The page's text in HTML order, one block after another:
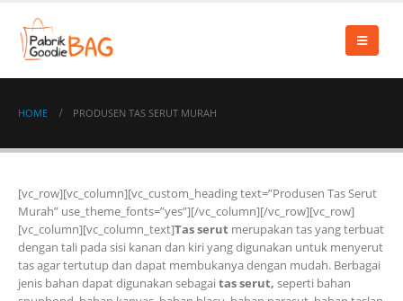
HOME PRODUSEN TAS SERUT MURAH
[vc_row][vc_column][vc_custom_heading text=”Produsen Tas Serut
Murah” use_theme_fonts=”yes”][/vc_column][/vc_row][vc_row]
[vc_column][vc_column_text]Tas serut merupakan tas yang terbuat
dengan tali pada sisi kanan dan kiri yang digunakan untuk menyerut
tas agar tertutup dan dapat membukanya dengan mudah. Berbagai
jenis bahan dapat digunakan sebagaitas serut, seperti bahan